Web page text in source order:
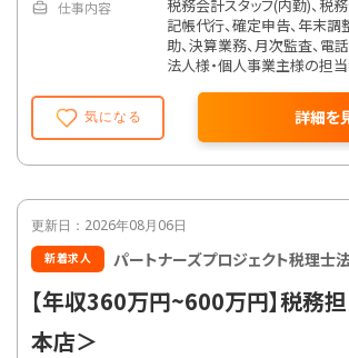
気になる 詳細を
仕事内容
税務会計スタッフ(内勤)、税
記帳代行、確定申告、年末調
助、決算業務、月次監査、電
法人様・個人事業主様の担
更新日：2026年08月06日
新着求人 パートナーズプロジェクト税理士法
【年収360万円~600万円】税務
本店＞